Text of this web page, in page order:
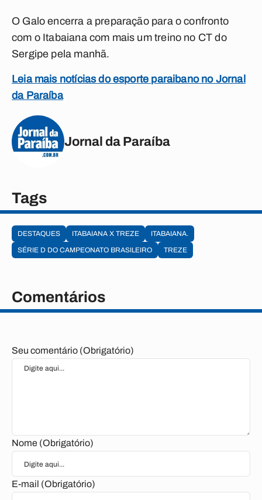
O Galo encerra a preparação para o confronto
com o Itabaiana com mais um treino no CT do
Sergipe pela manhã.
Leia mais notícias do esporte paraibano no Jornal
da Paraíba
Jornal da Paraíba
Tags
DESTAQUES ITABAIANA X TREZE
ITABAIANA.
SÉRIE D DO CAMPEONATO BRASILEIRO
TREZE
Comentários
Seu comentário (Obrigatório)
Nome (Obrigatório)
E-mail (Obrigatório)